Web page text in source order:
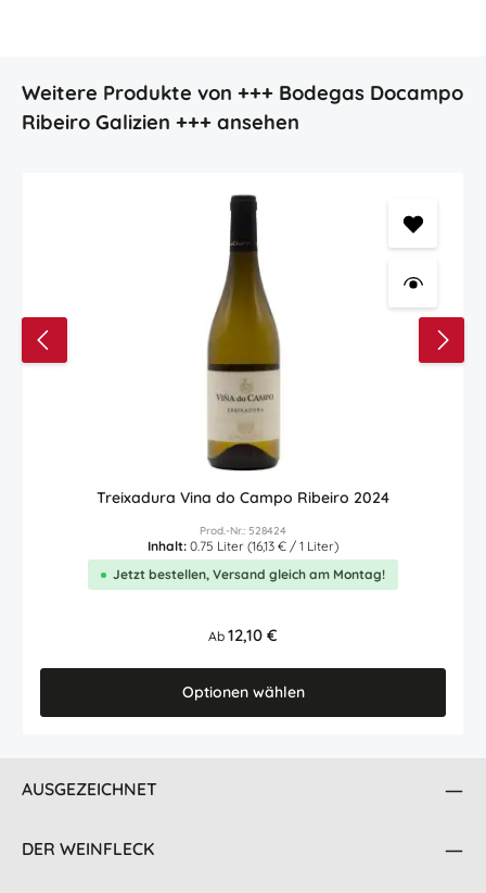
Produktgalerie überspringen
Weitere Produkte von +++ Bodegas Docampo
Ribeiro Galizien +++ ansehen
Treixadura Vina do Campo Ribeiro 2024
Prod.-Nr.: 528424
Inhalt: 0.75 Liter (16,13 € / 1 Liter)
Jetzt bestellen, Versand gleich am Montag!
Regulärer Preis:
Ab 12,10 €
Optionen wählen
AUSGEZEICHNET
DER WEINFLECK